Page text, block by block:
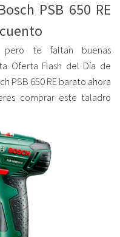
PSB 650 RE
te faltan buenas
Oferta Flash del Día de
PSB 650 RE barato ahora
comprar este taladro